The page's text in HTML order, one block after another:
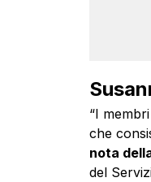
“I
che
nota
del